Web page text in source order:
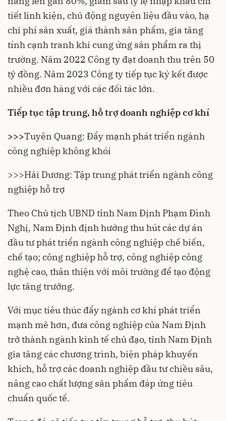
tiết linh kiện, chủ động nguyên liệu đầu vào, hạ
chi phí sản xuất, giá thành sản phẩm, gia tăng
tính cạnh tranh khi cung ứng sản phẩm ra thị
trường. Năm 2022 Công ty đạt doanh thu trên 50
tỷ đồng. Năm 2023 Công ty tiếp tục ký kết được
nhiều đơn hàng với các đối tác lớn.
Tiếp tục tập trung, hỗ trợ doanh nghiệp cơ khí
>>>Tuyên Quang: Đẩy mạnh phát triển ngành
công nghiệp không khói
>>>Hải Dương: Tập trung phát triển ngành công
nghiệp hỗ trợ
Theo Chủ tịch UBND tỉnh Nam Định Phạm Đình
Nghị, Nam Định định hướng thu hút các dự án
đầu tư phát triển ngành công nghiệp chế biến,
chế tạo; công nghiệp hỗ trợ, công nghiệp công
nghệ cao, thân thiện với môi trường để tạo động
lực tăng trưởng.
Với mục tiêu thúc đẩy ngành cơ khí phát triển
mạnh mẽ hơn, đưa công nghiệp của Nam Định
trở thành ngành kinh tế chủ đạo, tỉnh Nam Định
gia tăng các chương trình, biện pháp khuyến
khích, hỗ trợ các doanh nghiệp đầu tư chiều sâu,
nâng cao chất lượng sản phẩm đáp ứng tiêu
chuẩn quốc tế.